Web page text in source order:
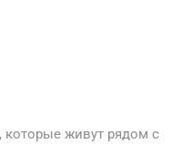
которые живут рядом с